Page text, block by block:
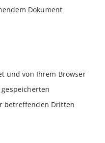
Dokument
und von Ihrem Browser
betreffenden Dritten